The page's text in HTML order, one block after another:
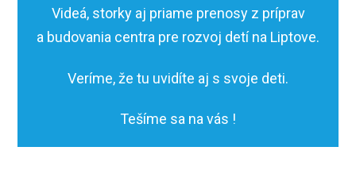
Videá, storky aj priame prenosy z príprav
a budovania centra pre rozvoj detí na Liptove.
Veríme, že tu uvidíte aj s svoje deti.
Tešíme sa na vás !